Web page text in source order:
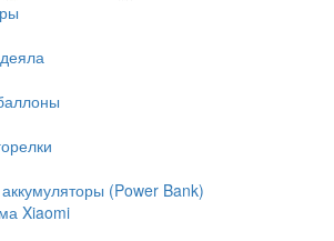
(Power Bank)
Xiaomi